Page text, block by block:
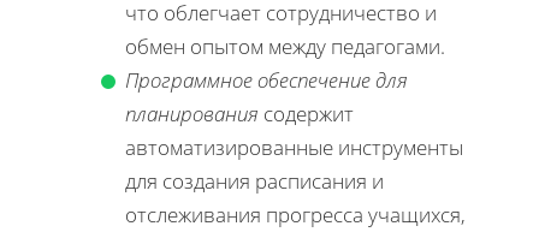
что облегчает сотрудничество и
обмен опытом между педагогами.
Программное обеспечение для
планирования содержит
автоматизированные инструменты
для создания расписания и
отслеживания прогресса учащихся,